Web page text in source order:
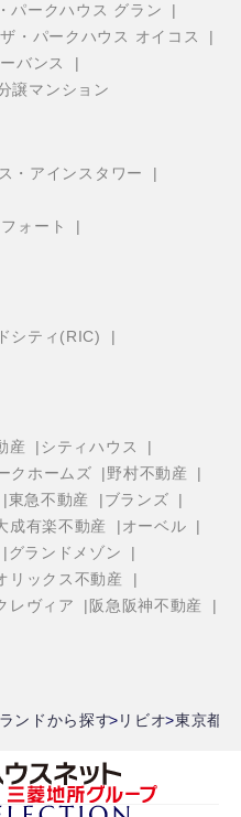
パークハウス グラン
ザ・パークハウス オイコス
バンス
譲マンション
・アインスタワー
ォート
シティ(RIC)
産
シティハウス
クホームズ
野村不動産
東急不動産
ブランズ
成有楽不動産
オーベル
グランドメゾン
リックス不動産
レヴィア
阪急阪神不動産
ンドから探す リビオ 東京都